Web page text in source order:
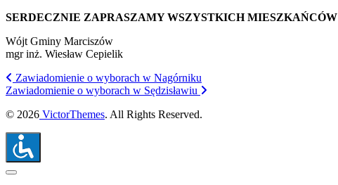
SERDECZNIE ZAPRASZAMY WSZYSTKICH MIESZKAŃCÓW
Wójt Gminy Marciszów
mgr inż. Wiesław Cepielik
Zawiadomienie o wyborach w Nagórniku
Zawiadomienie o wyborach w Sędzisławiu
© 2026 VictorThemes. All Rights Reserved.
Close the accessibility toolbar